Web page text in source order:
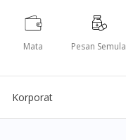
Mata Pesan Semula
Korporat